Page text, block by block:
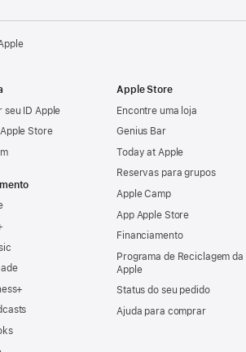
seu ID Apple
Store
Apple Store
Encontre uma loja
Genius Bar
Today at Apple
Reservas para grupos
Apple Camp
App Apple Store
Financiamento
Programa de Reciclagem da
Apple
Status do seu pedido
Ajuda para comprar